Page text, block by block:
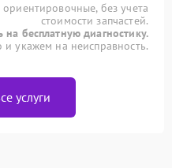
без учета
стоимости запчастей.
на бесплатную диагностику.
укажем на неисправность.
услуги